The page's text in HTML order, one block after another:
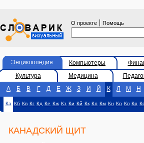
О проекте | Помощь
Энциклопедия Компьютеры
Культура
Медицина
А
Б В Г Д Е Ж З И Й К Л М Н
Ка Кб Кв Кг Кд Ке Кж Кз Ки Кй Кк Кл Км Кн Ко Кп Кр
КАНАДСКИЙ ЩИТ